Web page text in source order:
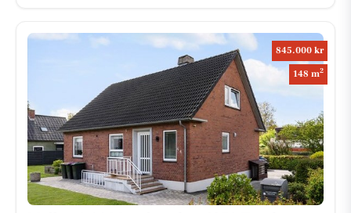
845.000 kr
148 m2